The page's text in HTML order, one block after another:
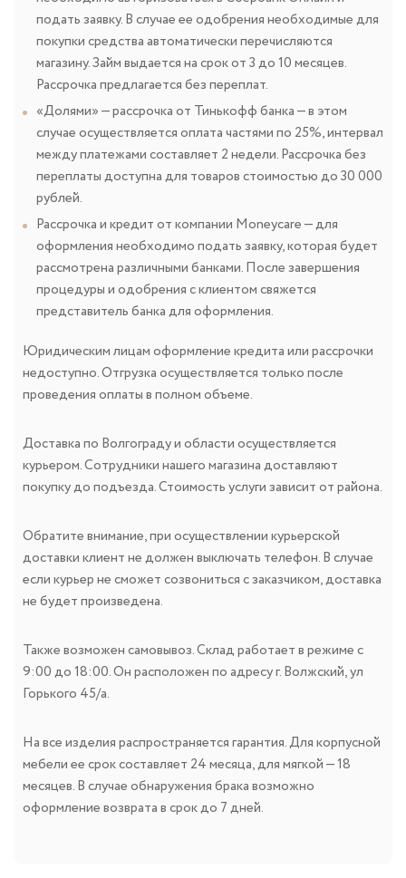
подать заявку. В случае ее одобрения необходимые для
покупки средства автоматически перечисляются
магазину. Займ выдается на срок от 3 до 10 месяцев.
Рассрочка предлагается без переплат.
«Долями» — рассрочка от Тинькофф банка — в этом
случае осуществляется оплата частями по 25%, интервал
между платежами составляет 2 недели. Рассрочка без
переплаты доступна для товаров стоимостью до 30 000
рублей.
Рассрочка и кредит от компании Moneycare — для
оформления необходимо подать заявку, которая будет
рассмотрена различными банками. После завершения
процедуры и одобрения с клиентом свяжется
представитель банка для оформления.
Юридическим лицам оформление кредита или рассрочки
недоступно. Отгрузка осуществляется только после
проведения оплаты в полном объеме.
Доставка по Волгограду и области осуществляется
курьером. Сотрудники нашего магазина доставляют
покупку до подъезда. Стоимость услуги зависит от района.
Обратите внимание, при осуществлении курьерской
доставки клиент не должен выключать телефон. В случае
если курьер не сможет созвониться с заказчиком, доставка
не будет произведена.
Также возможен самовывоз. Склад работает в режиме с
9:00 до 18:00. Он расположен по адресу г. Волжский, ул
Горького 45/а.
На все изделия распространяется гарантия. Для корпусной
мебели ее срок составляет 24 месяца, для мягкой — 18
месяцев. В случае обнаружения брака возможно
оформление возврата в срок до 7 дней.